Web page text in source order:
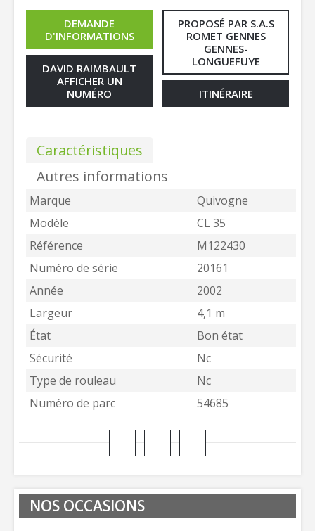
Caractéristiques
Autres informations
Marque
Quivogne
Modèle
CL 35
Référence
M122430
Numéro de série
20161
Année
2002
Largeur
4,1 m
État
Bon état
Sécurité
Nc
Type de rouleau
Nc
Numéro de parc
54685
DEMANDE
D'INFORMATIONS
DAVID RAIMBAULT
AFFICHER UN
NUMÉRO
PROPOSÉ PAR S.A.S
ROMET GENNES
GENNES-
LONGUEFUYE
ITINÉRAIRE
NOS OCCASIONS